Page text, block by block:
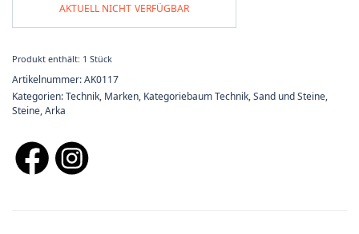
AKTUELL NICHT VERFÜGBAR
Produkt enthält: 1Stück
Artikelnummer:AK0117
Kategorien:Technik, Marken, Kategoriebaum Technik,Sand und Steine,
Steine,Arka